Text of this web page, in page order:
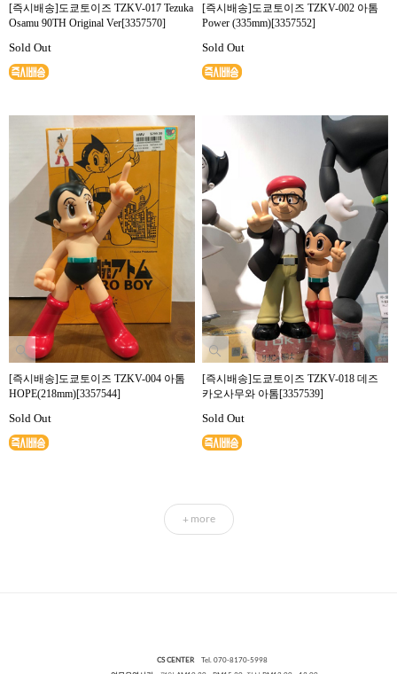
[즉시배송]도쿄토이즈 TZKV-017 Tezuka
Osamu 90TH Original Ver[3357570]
Sold Out
[즉시배송]도쿄토이즈 TZKV-002 아톰
Power (335mm)[3357552]
Sold Out
[즉시배송]도쿄토이즈 TZKV-004 아톰
HOPE(218mm)[3357544]
Sold Out
[즉시배송]도쿄토이즈 TZKV-018 데즈
카오사무와 아톰[3357539]
Sold Out
+ more
CS CENTERTel. 070-8170-5998